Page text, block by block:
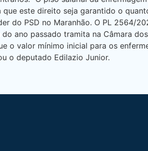
este direito seja garantido o
do PSD no Maranhão. O PL 2564/
ano passado tramita na Câmara
o valor mínimo inicial para os
o deputado Edilazio Junior.